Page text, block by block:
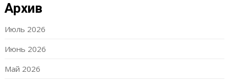
Архив
Июль 2026
Июнь 2026
Май 2026